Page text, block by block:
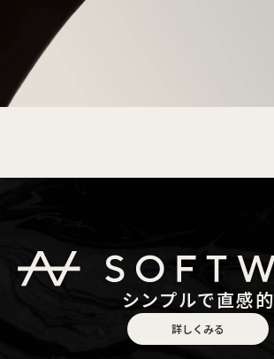
シンプルで直感的
詳しくみる